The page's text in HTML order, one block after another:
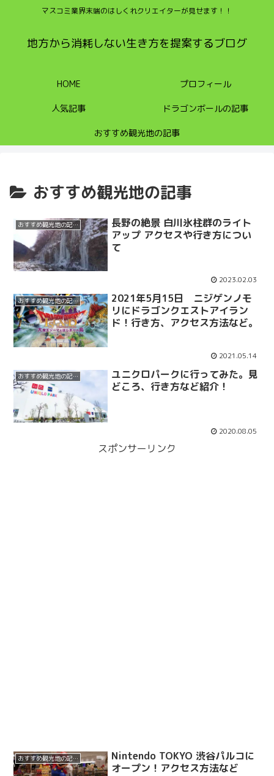
マスコミ業界末端のはしくれクリエイターが見せます！！
地方から消耗しない生き方を提案するブログ
HOME プロフィール
人気記事 ドラゴンボールの記事
おすすめ観光地の記事
おすすめ観光地の記事
おすすめ観光地の記事
長野の絶景 白川氷柱群のライト
アップ アクセスや行き方につい
て
2023.02.03
おすすめ観光地の記事
2021年5月15日 ニジゲンノモ
リにドラゴンクエストアイラン
ド！行き方、アクセス方法など。
2021.05.14
おすすめ観光地の記事
ユニクロパークに行ってみた。見
どころ、行き方など紹介！
2020.08.05
スポンサーリンク
おすすめ観光地の記事
Nintendo TOKYO 渋谷パルコに
オープン！アクセス方法など